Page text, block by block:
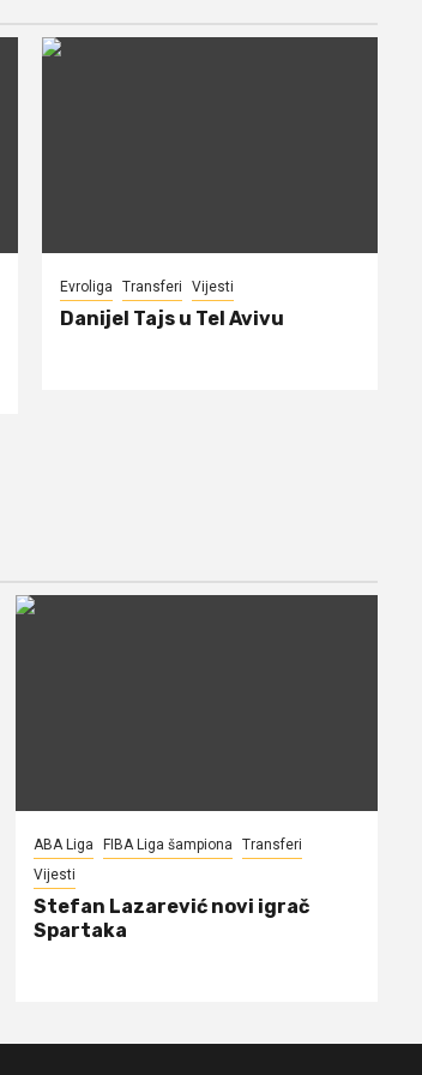
Evroliga Transferi Vijesti
Danijel Tajs u Tel Avivu
ABA Liga FIBA Liga šampiona
Transferi
Vijesti
Stefan Lazarević novi igrač
Spartaka